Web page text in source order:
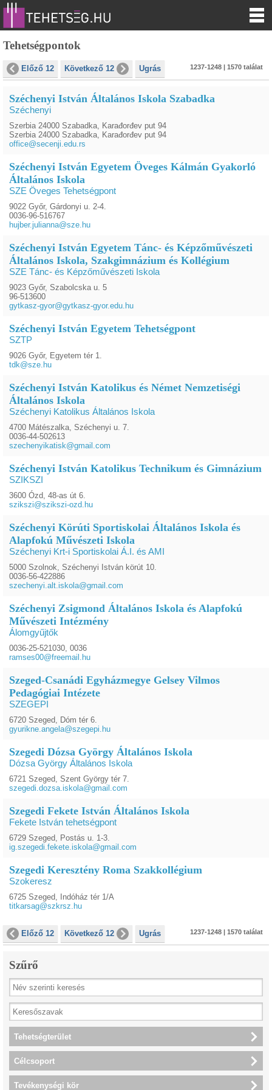
Tehetségpontok
Előző 12 Következő 12 Ugrás 1237-1248 | 1570 találat
Széchenyi István Általános Iskola Szabadka
Széchenyi
Szerbia 24000 Szabadka, Karađorđev put 94
Szerbia 24000 Szabadka, Karađorđev put 94
office@secenji.edu.rs
Széchenyi István Egyetem Öveges Kálmán Gyakorló
Általános Iskola
SZE Öveges Tehetségpont
9022 Győr, Gárdonyi u. 2-4.
0036-96-516767
hujber.julianna@sze.hu
Széchenyi István Egyetem Tánc- és Képzőművészeti
Általános Iskola, Szakgimnázium és Kollégium
SZE Tánc- és Képzőművészeti Iskola
9023 Győr, Szabolcska u. 5
96-513600
gytkasz-gyor@gytkasz-gyor.edu.hu
Széchenyi István Egyetem Tehetségpont
SZTP
9026 Győr, Egyetem tér 1.
tdk@sze.hu
Széchenyi István Katolikus és Német Nemzetiségi
Általános Iskola
Széchenyi Katolikus Általános Iskola
4700 Mátészalka, Széchenyi u. 7.
0036-44-502613
szechenyikatisk@gmail.com
Széchenyi István Katolikus Technikum és Gimnázium
SZIKSZI
3600 Ózd, 48-as út 6.
szikszi@szikszi-ozd.hu
Széchenyi Körúti Sportiskolai Általános Iskola és
Alapfokú Művészeti Iskola
Széchenyi Krt-i Sportiskolai Á.I. és AMI
5000 Szolnok, Széchenyi István körút 10.
0036-56-422886
szechenyi.alt.iskola@gmail.com
Széchenyi Zsigmond Általános Iskola és Alapfokú
Művészeti Intézmény
Álomgyűjtők
0036-25-521030, 0036
ramses00@freemail.hu
Szeged-Csanádi Egyházmegye Gelsey Vilmos
Pedagógiai Intézete
SZEGEPI
6720 Szeged, Dóm tér 6.
gyurikne.angela@szegepi.hu
Szegedi Dózsa György Általános Iskola
Dózsa György Általános Iskola
6721 Szeged, Szent György tér 7.
szegedi.dozsa.iskola@gmail.com
Szegedi Fekete István Általános Iskola
Fekete István tehetségpont
6729 Szeged, Postás u. 1-3.
ig.szegedi.fekete.iskola@gmail.com
Szegedi Keresztény Roma Szakkollégium
Szokeresz
6725 Szeged, Indóház tér 1/A
titkarsag@szkrsz.hu
Előző 12 Következő 12 Ugrás 1237-1248 | 1570 találat
Szűrő
Tehetségterület
Célcsoport
Tevékenységi kör